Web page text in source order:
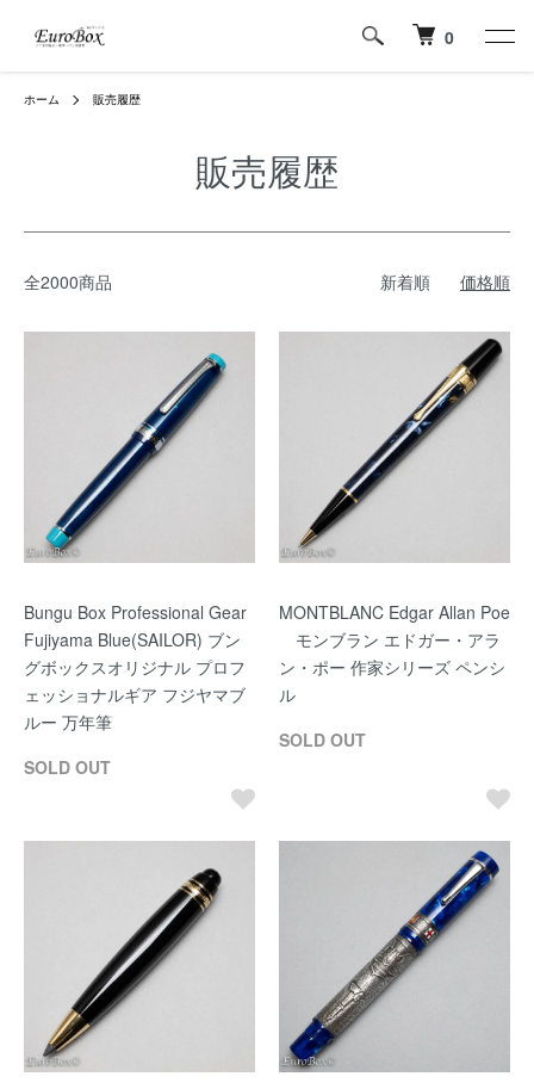
0
ホーム 販売履歴
販売履歴
全2000商品 新着順 価格順
Bungu Box Professional Gear
Fujiyama Blue(SAILOR) ブン
グボックスオリジナル プロフ
ェッショナルギア フジヤマブ
ルー 万年筆
SOLD OUT
MONTBLANC Edgar Allan Poe
モンブラン エドガー・アラ
ン・ポー 作家シリーズ ペンシ
ル
SOLD OUT